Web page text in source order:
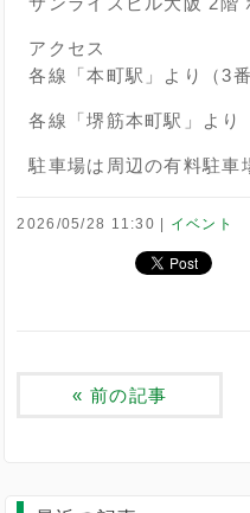
アクセス
各線「本町駅」より（3
各線「堺筋本町駅」より
駐車場は周辺の有料駐車
2026/05/28 11:30 イベント
« 前の記事